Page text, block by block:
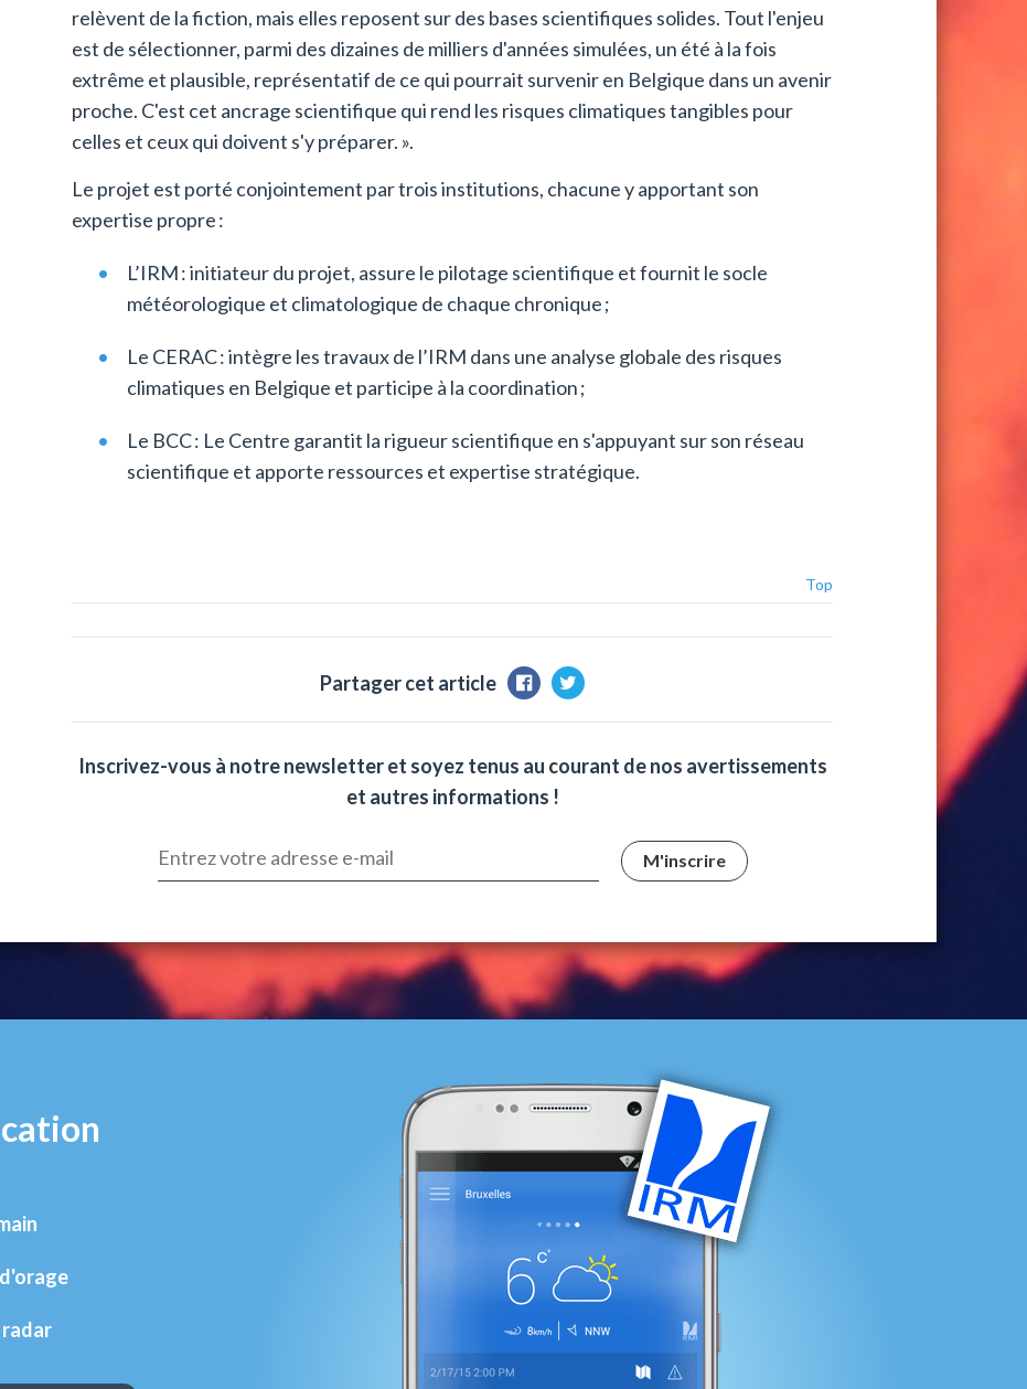
relèvent de la fiction, mais elles reposent sur des bases scientifiques solides. Tout l'enjeu
est de sélectionner, parmi des dizaines de milliers d'années simulées, un été à la fois
extrême et plausible, représentatif de ce qui pourrait survenir en Belgique dans un avenir
proche. C'est cet ancrage scientifique qui rend les risques climatiques tangibles pour
celles et ceux qui doivent s'y préparer. ».
Le projet est porté conjointement par trois institutions, chacune y apportant son
expertise propre :
L’IRM : initiateur du projet, assure le pilotage scientifique et fournit le socle
météorologique et climatologique de chaque chronique ;
Le CERAC : intègre les travaux de l’IRM dans une analyse globale des risques
climatiques en Belgique et participe à la coordination ;
Le BCC : Le Centre garantit la rigueur scientifique en s'appuyant sur son réseau
scientifique et apporte ressources et expertise stratégique.
Top
Partager cet article
Inscrivez-vous à notre newsletter et soyez tenus au courant de nos avertissements
et autres informations !
M'inscrire
radar